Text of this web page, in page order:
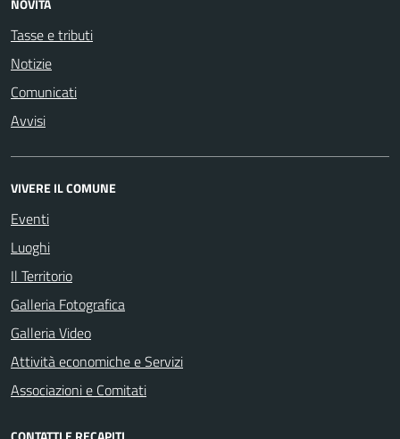
NOVITÀ
Tasse e tributi
Notizie
Comunicati
Avvisi
VIVERE IL COMUNE
Eventi
Luoghi
Il Territorio
Galleria Fotografica
Galleria Video
Attività economiche e Servizi
Associazioni e Comitati